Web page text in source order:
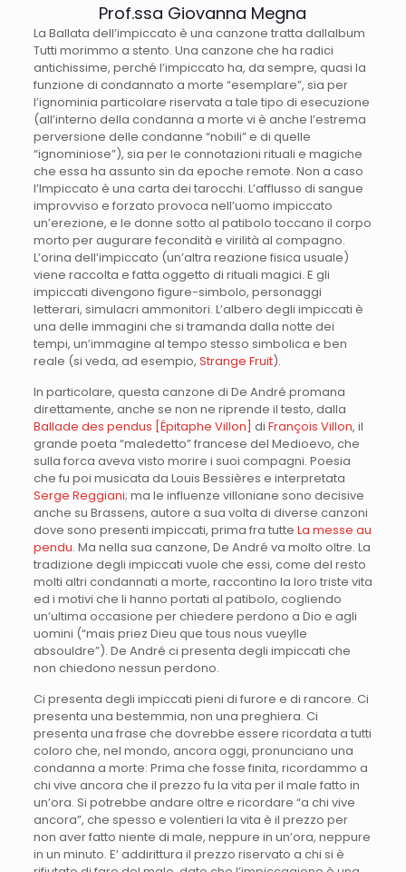
Prof.ssa Giovanna Megna
La Ballata dell’impiccato è una canzone tratta dallalbum
Tutti morimmo a stento. Una canzone che ha radici
antichissime, perché l’impiccato ha, da sempre, quasi la
funzione di condannato a morte “esemplare”, sia per
l’ignominia particolare riservata a tale tipo di esecuzione
(all’interno della condanna a morte vi è anche l’estrema
perversione delle condanne “nobili” e di quelle
“ignominiose”), sia per le connotazioni rituali e magiche
che essa ha assunto sin da epoche remote. Non a caso
l’Impiccato è una carta dei tarocchi. L’afflusso di sangue
improvviso e forzato provoca nell’uomo impiccato
un’erezione, e le donne sotto al patibolo toccano il corpo
morto per augurare fecondità e virilità al compagno.
L’orina dell’impiccato (un’altra reazione fisica usuale)
viene raccolta e fatta oggetto di rituali magici. E gli
impiccati divengono figure-simbolo, personaggi
letterari, simulacri ammonitori. L’albero degli impiccati è
una delle immagini che si tramanda dalla notte dei
tempi, un’immagine al tempo stesso simbolica e ben
reale (si veda, ad esempio, Strange Fruit).
In particolare, questa canzone di De André promana
direttamente, anche se non ne riprende il testo, dalla
Ballade des pendus [Épitaphe Villon] di François Villon, il
grande poeta “maledetto” francese del Medioevo, che
sulla forca aveva visto morire i suoi compagni. Poesia
che fu poi musicata da Louis Bessières e interpretata
Serge Reggiani; ma le influenze villoniane sono decisive
anche su Brassens, autore a sua volta di diverse canzoni
dove sono presenti impiccati, prima fra tutte La messe au
pendu. Ma nella sua canzone, De André va molto oltre. La
tradizione degli impiccati vuole che essi, come del resto
molti altri condannati a morte, raccontino la loro triste vita
ed i motivi che li hanno portati al patibolo, cogliendo
un’ultima occasione per chiedere perdono a Dio e agli
uomini (“mais priez Dieu que tous nous vueylle
absouldre”). De André ci presenta degli impiccati che
non chiedono nessun perdono.
Ci presenta degli impiccati pieni di furore e di rancore. Ci
presenta una bestemmia, non una preghiera. Ci
presenta una frase che dovrebbe essere ricordata a tutti
coloro che, nel mondo, ancora oggi, pronunciano una
condanna a morte: Prima che fosse finita, ricordammo a
chi vive ancora che il prezzo fu la vita per il male fatto in
un’ora. Si potrebbe andare oltre e ricordare “a chi vive
ancora”, che spesso e volentieri la vita è il prezzo per
non aver fatto niente di male, neppure in un’ora, neppure
in un minuto. E’ addirittura il prezzo riservato a chi si è